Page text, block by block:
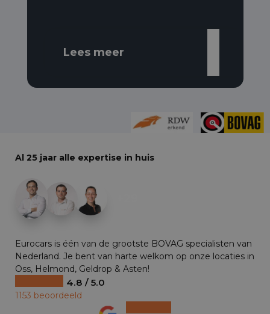
Lees meer
Al 25 jaar alle expertise in huis
Eurocars is één van de grootste BOVAG specialisten van
Nederland. Je bent van harte welkom op onze locaties in
Oss, Helmond, Geldrop & Asten!
4.8 / 5.0
1153 beoordeeld